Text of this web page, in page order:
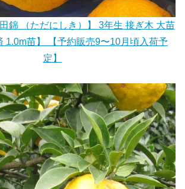
錦 （ただにしき）】 3年生 接ぎ木 大苗
1.0m苗】 【予約販売9〜10月頃入荷予
定】